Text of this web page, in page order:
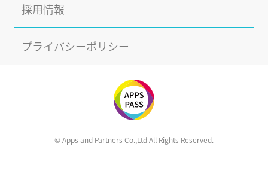
採用情報
プライバシーポリシー
© Apps and Partners Co.,Ltd All Rights Reserved.